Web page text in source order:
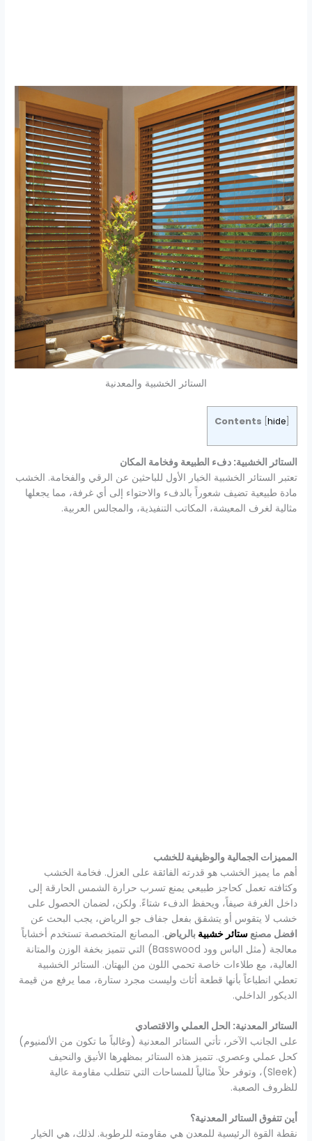
الستائر الخشبية والمعدنية
Contents hide]
الستائر الخشبية: دفء الطبيعة وفخامة المكان
تعتبر الستائر الخشبية الخيار الأول للباحثين عن الرقي والفخامة. الخشب
مادة طبيعية تضيف شعوراً بالدفء والاحتواء إلى أي غرفة، مما يجعلها
مثالية لغرف المعيشة، المكاتب التنفيذية، والمجالس العربية.
المميزات الجمالية والوظيفية للخشب
أهم ما يميز الخشب هو قدرته الفائقة على العزل. فخامة الخشب
وكثافته تعمل كحاجز طبيعي يمنع تسرب حرارة الشمس الحارقة إلى
داخل الغرفة صيفاً، ويحفظ الدفء شتاءً. ولكن، لضمان الحصول على
خشب لا يتقوس أو يتشقق بفعل جفاف جو الرياض، يجب البحث عن
افضل مصنعستائر خشبية بالرياض. المصانع المتخصصة تستخدم أخشاباً
معالجة (مثل الباس وود Basswood) التي تتميز بخفة الوزن والمتانة
العالية، مع طلاءات خاصة تحمي اللون من البهتان. الستائر الخشبية
تعطي انطباعاً بأنها قطعة أثاث وليست مجرد ستارة، مما يرفع من قيمة
الديكور الداخلي.
الستائر المعدنية: الحل العملي والاقتصادي
على الجانب الآخر، تأتي الستائر المعدنية (وغالباً ما تكون من الألمنيوم)
كحل عملي وعصري. تتميز هذه الستائر بمظهرها الأنيق والنحيف
(Sleek)، وتوفر حلاً مثالياً للمساحات التي تتطلب مقاومة عالية
للظروف الصعبة.
أين تتفوق الستائر المعدنية؟
نقطة القوة الرئيسية للمعدن هي مقاومته للرطوبة. لذلك، هي الخيار